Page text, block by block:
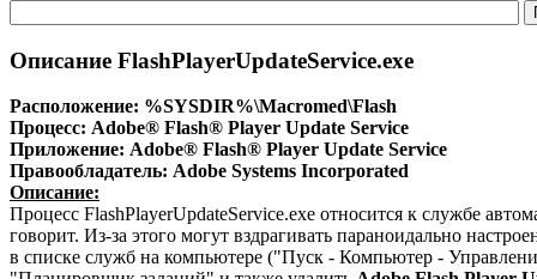
Описание FlashPlayerUpdateService.exe
Расположение: %SYSDIR%\Macromed\Flash
Процесс: Adobe® Flash® Player Update Service
Приложение: Adobe® Flash® Player Update Service
Правообладатель: Adobe Systems Incorporated
Описание:
Процесс FlashPlayerUpdateService.exe относится к службе
говорит. Из-за этого могут вздрагивать параноидально
в списке служб на компьютере ("Пуск - Компьютер -